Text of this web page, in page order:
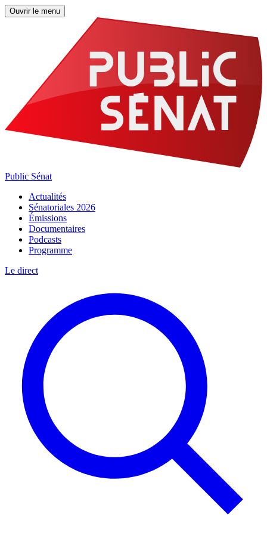
Ouvrir le menu
Public Sénat
Actualités
Sénatoriales 2026
Émissions
Documentaires
Podcasts
Programme
Le direct